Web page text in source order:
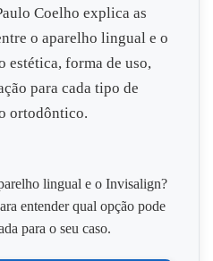
Coelho explica as
o aparelho lingual e o
forma de uso,
para cada tipo de
ortodôntico.
lingual e o Invisalign?
entender qual opção pode
para o seu caso.